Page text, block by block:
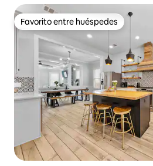
Favorito entre huéspedes
Favorito entre huéspedes